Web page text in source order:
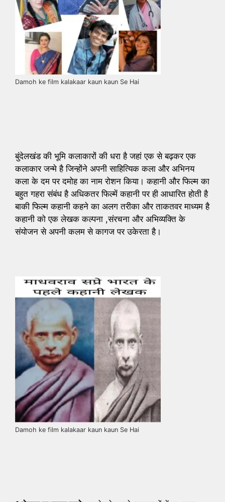
Damoh ke film kalakaar kaun kaun Se Hai
बुंदेलखंड की भूमि कलाकारों की धरा है जहां एक से बढ़कर एक
कलाकार जन्मे है जिन्होंने अपनी साहित्यिक कला और अभिनय
कला के दम पर दमोह का नाम रोशन किया। कहानी और फिल्म का
बहुत गहरा संबंध है अधिकतर फिल्में कहानी पर ही आधारित होती है
बाकी फिल्म कहानी कहने का अलग तरीका और ताकतवर माध्यम है
कहानी को एक लेखक कल्पना ,संरचना और अभिव्यक्ति के
संयोजन से अपनी कलम से कागज पर उकेरता है।
Damoh ke film kalakaar kaun kaun Se Hai